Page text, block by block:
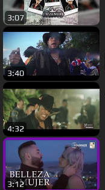
3:07
3:40
4:32
3:12